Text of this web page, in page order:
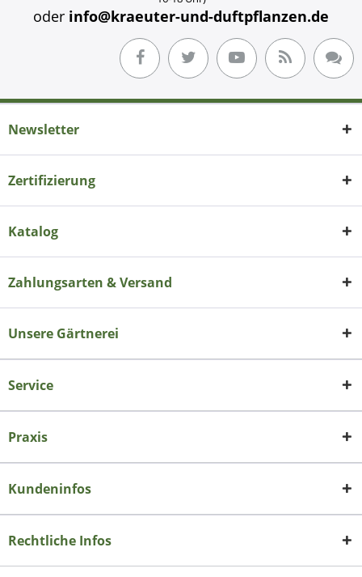
oder info@kraeuter-und-duftpflanzen.de
Newsletter
Zertifizierung
Katalog
Zahlungsarten & Versand
Unsere Gärtnerei
Service
Praxis
Kundeninfos
Rechtliche Infos